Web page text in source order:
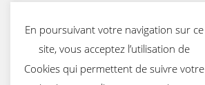
En poursuivant votre navigation sur ce
site, vous acceptez l’utilisation de
Cookies qui permettent de suivre votre